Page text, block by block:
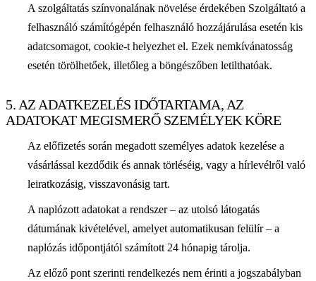
A szolgáltatás színvonalának növelése érdekében Szolgáltató a
felhasználó számítógépén felhasználó hozzájárulása esetén kis
adatcsomagot, cookie-t helyezhet el. Ezek nemkívánatosság
esetén törölhetőek, illetőleg a böngészőben letilthatóak.
5. AZ ADATKEZELÉS IDŐTARTAMA, AZ
ADATOKAT MEGISMERŐ SZEMÉLYEK KÖRE
Az előfizetés során megadott személyes adatok kezelése a
vásárlással kezdődik és annak törléséig, vagy a hírlevélről való
leiratkozásig, visszavonásig tart.
A naplózott adatokat a rendszer – az utolsó látogatás
dátumának kivételével, amelyet automatikusan felülír – a
naplózás időpontjától számított 24 hónapig tárolja.
Az előző pont szerinti rendelkezés nem érinti a jogszabályban